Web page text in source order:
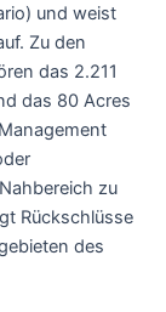
und weist
Zu den
das 2.211
das 80 Acres
zu
Rückschlüsse
des